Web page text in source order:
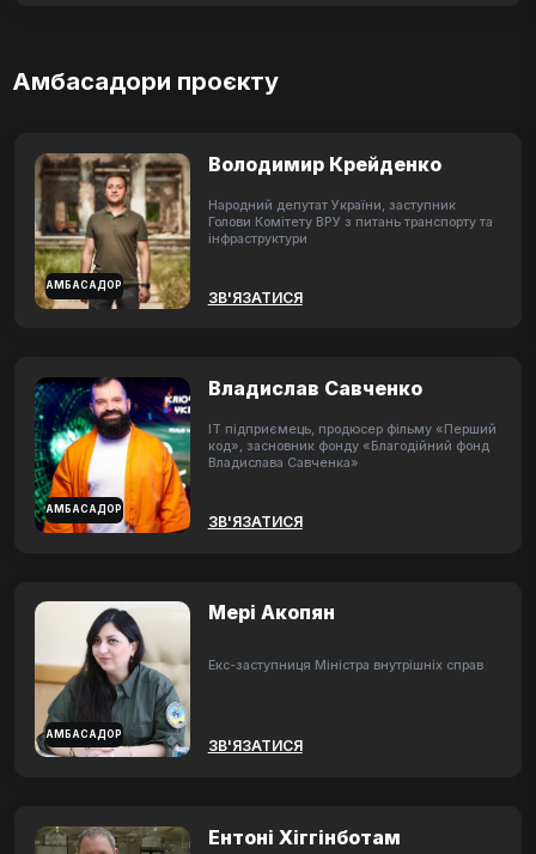
Амбасадори проєкту
АМБАСАДОР
Володимир Крейденко
Народний депутат України, заступник
Голови Комітету ВРУ з питань транспорту та
інфраструктури
ЗВ'ЯЗАТИСЯ
АМБАСАДОР
Владислав Савченко
ІТ підприємець, продюсер фільму «Перший
код», засновник фонду «Благодійний фонд
Владислава Савченка»
ЗВ'ЯЗАТИСЯ
АМБАСАДОР
Мері Акопян
Екс-заступниця Міністра внутрішніх справ
ЗВ'ЯЗАТИСЯ
Ентоні Хіггінботам